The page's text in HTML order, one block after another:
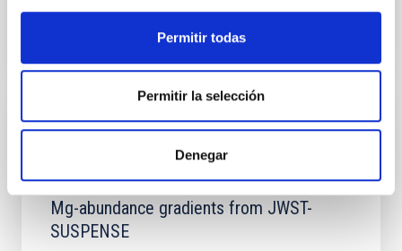
Permitir todas
Permitir la selección
Denegar
BIBCODE 2026APJ..1003...83Y
CON ÁRBITRO
Clues to inside-out quenching in quiescent
galaxies at 1.2 ≲ z ≲ 2.2: Age, Fe-, and
Mg-abundance gradients from JWST-
SUSPENSE